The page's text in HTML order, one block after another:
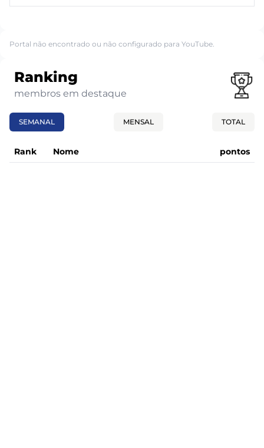
Portal não encontrado ou não configurado para YouTube.
Ranking
membros em destaque
SEMANAL MENSAL TOTAL
Rank Nome pontos